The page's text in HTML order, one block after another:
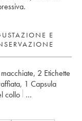
E
, 2 Etichette
, 1 Capsula
collo